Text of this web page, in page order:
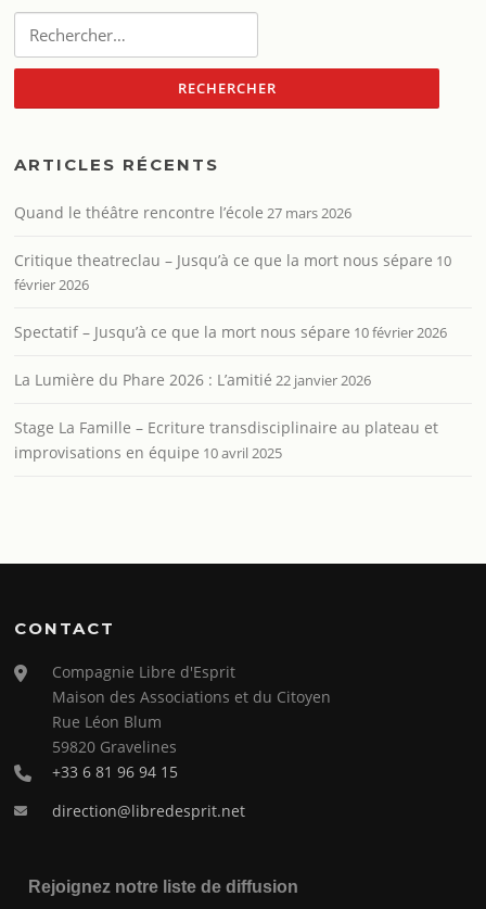
ARTICLES RÉCENTS
Quand le théâtre rencontre l’école 27 mars 2026
Critique theatreclau – Jusqu’à ce que la mort nous sépare 10
février 2026
Spectatif – Jusqu’à ce que la mort nous sépare 10 février 2026
La Lumière du Phare 2026 : L’amitié 22 janvier 2026
Stage La Famille – Ecriture transdisciplinaire au plateau et
improvisations en équipe 10 avril 2025
CONTACT
Compagnie Libre d'Esprit
Maison des Associations et du Citoyen
Rue Léon Blum
59820 Gravelines
+33 6 81 96 94 15
direction@libredesprit.net
Rejoignez notre liste de diffusion